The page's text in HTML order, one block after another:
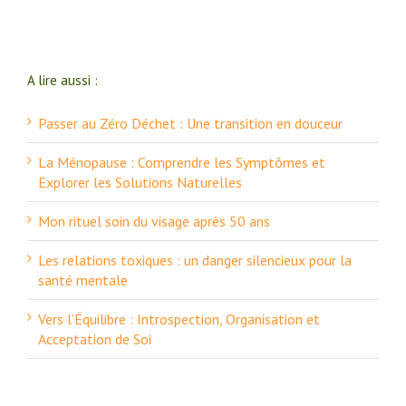
A lire aussi :
Passer au Zéro Déchet : Une transition en douceur
La Ménopause : Comprendre les Symptômes et
Explorer les Solutions Naturelles
Mon rituel soin du visage après 50 ans
Les relations toxiques : un danger silencieux pour la
santé mentale
Vers l’Équilibre : Introspection, Organisation et
Acceptation de Soi